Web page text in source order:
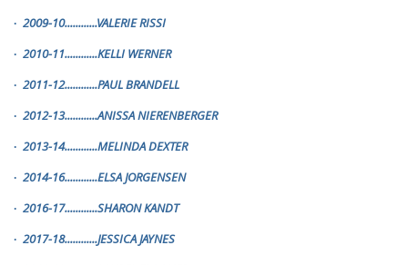
· 2009-10............VALERIE RISSI
· 2010-11............KELLI WERNER
· 2011-12............PAUL BRANDELL
· 2012-13............ANISSA NIERENBERGER
· 2013-14............MELINDA DEXTER
· 2014-16............ELSA JORGENSEN
· 2016-17............SHARON KANDT
· 2017-18............JESSICA JAYNES